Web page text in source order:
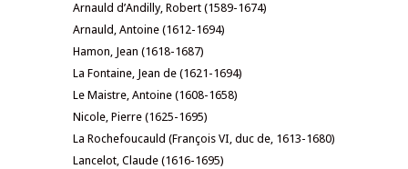
Arnauld d’Andilly, Robert (1589-1674)
Arnauld, Antoine (1612-1694)
Hamon, Jean (1618-1687)
La Fontaine, Jean de (1621-1694)
Le Maistre, Antoine (1608-1658)
Nicole, Pierre (1625-1695)
La Rochefoucauld (François VI, duc de, 1613-1680)
Lancelot, Claude (1616-1695)